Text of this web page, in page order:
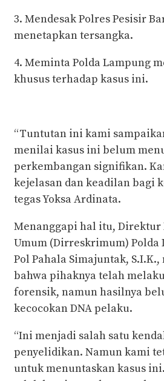
3. Mendesak Polres Pesisir
menetapkan tersangka.
4. Meminta Polda Lampung
khusus terhadap kasus ini.
“Tuntutan ini kami
menilai kasus ini belum
perkembangan signifikan.
kejelasan dan keadilan bagi
tegas Yoksa Ardinata.
Menanggapi hal itu, Direktur
Umum (Dirreskrimum) Polda
Pol Pahala Simajuntak,
bahwa pihaknya telah
forensik, namun hasilnya
kecocokan DNA pelaku.
“Ini menjadi salah satu
penyelidikan. Namun kami
untuk menuntaskan kasus